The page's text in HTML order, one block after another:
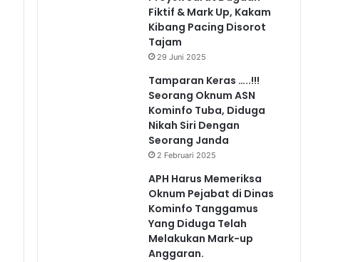
Fiktif & Mark Up, Kakam
Kibang Pacing Disorot
Tajam
29 Juni 2025
Tamparan Keras …..!!!
Seorang Oknum ASN
Kominfo Tuba, Diduga
Nikah Siri Dengan
Seorang Janda
2 Februari 2025
APH Harus Memeriksa
Oknum Pejabat di Dinas
Kominfo Tanggamus
Yang Diduga Telah
Melakukan Mark-up
Anggaran.